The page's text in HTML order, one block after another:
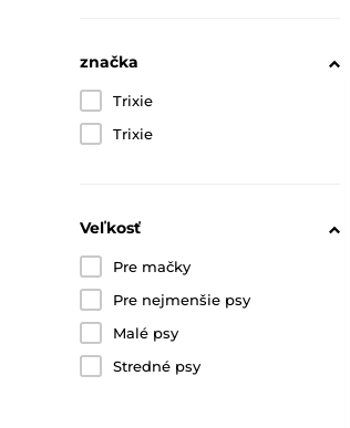
značka
Trixie
Trixie
Veľkosť
Pre mačky
Pre nejmenšie psy
Malé psy
Stredné psy